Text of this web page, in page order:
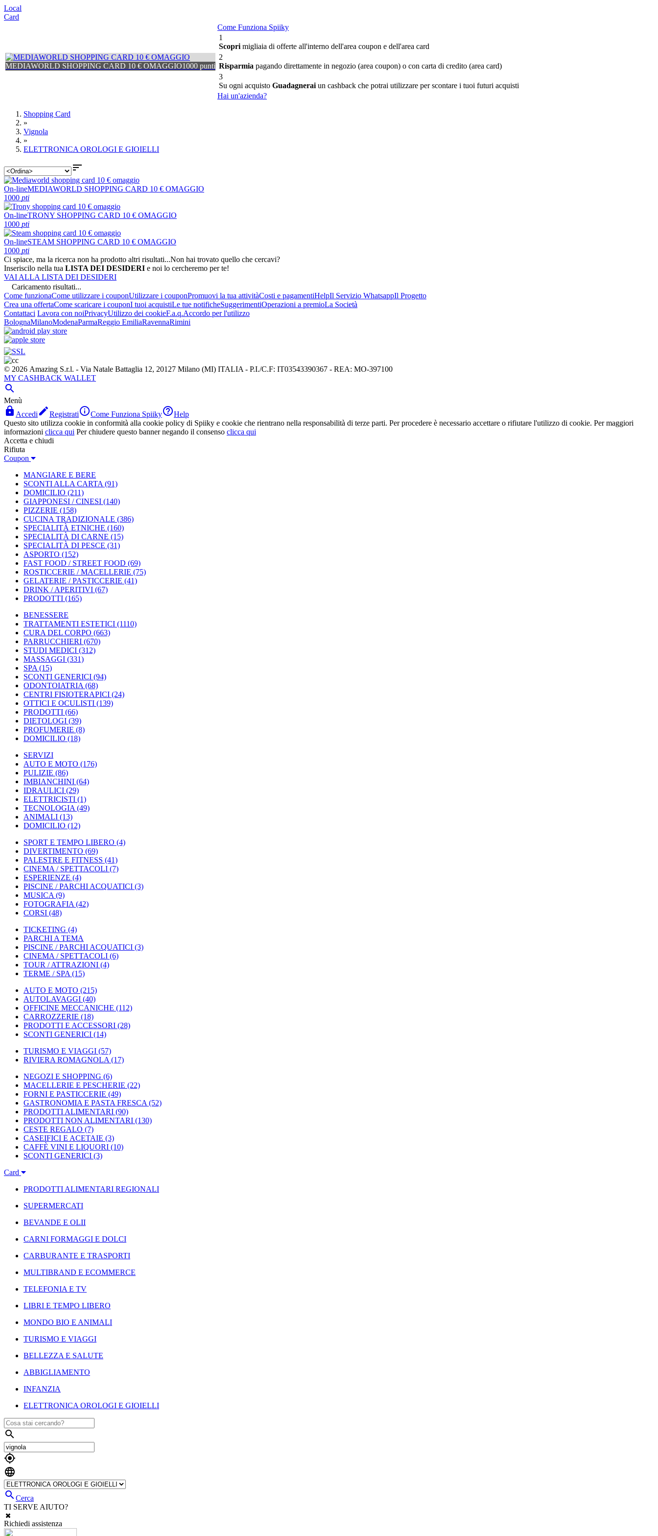
Local
Card
MEDIAWORLD SHOPPING CARD 10 € OMAGGIO1000 punti
Come Funziona Spiiky
1
Scopri migliaia di offerte all'interno dell'area coupon e dell'area card
2
Risparmia pagando direttamente in negozio (area coupon) o con carta di credito (area card)
3
Su ogni acquisto Guadagnerai un cashback che potrai utilizzare per scontare i tuoi futuri acquisti
Hai un'azienda?
Shopping Card
»
Vignola
»
ELETTRONICA OROLOGI E GIOIELLI

On-lineMEDIAWORLD SHOPPING CARD 10 € OMAGGIO
1000 pti
On-lineTRONY SHOPPING CARD 10 € OMAGGIO
1000 pti
On-lineSTEAM SHOPPING CARD 10 € OMAGGIO
1000 pti
Ci spiace, ma la ricerca non ha prodotto altri risultati...Non hai trovato quello che cercavi?
Inseriscilo nella tua LISTA DEI DESIDERI e noi lo cercheremo per te!
VAI ALLA LISTA DEI DESIDERI
Caricamento risultati...
Come funzionaCome utilizzare i couponUtilizzare i couponPromuovi la tua attivitàCosti e pagamentiHelpIl Servizio WhatsappIl Progetto
Crea una offertaCome scaricare i couponI tuoi acquistiLe tue notificheSuggerimentiOperazioni a premioLa Società
Contattaci Lavora con noiPrivacyUtilizzo dei cookieF.a.q.Accordo per l'utilizzo
BolognaMilanoModenaParmaReggio EmiliaRavennaRimini
© 2026 Amazing S.r.l. - Via Natale Battaglia 12, 20127 Milano (MI) ITALIA - P.I./C.F: IT03543390367 - REA: MO-397100
MY CASHBACK WALLET

Menù
 Accedi RegistratiCome Funziona SpiikyHelp
Questo sito utilizza cookie in conformità alla cookie policy di Spiiky e cookie che rientrano nella responsabilità di terze parti. Per procedere è necessario accettare o rifiutare l'utilizzo di cookie. Per maggiori
informazioni clicca qui Per chiudere questo banner negando il consenso clicca qui
Accetta e chiudi
Rifiuta
Coupon
MANGIARE E BERE
SCONTI ALLA CARTA (91)
DOMICILIO (211)
GIAPPONESI / CINESI (140)
PIZZERIE (158)
CUCINA TRADIZIONALE (386)
SPECIALITÀ ETNICHE (160)
SPECIALITÀ DI CARNE (15)
SPECIALITÀ DI PESCE (31)
ASPORTO (152)
FAST FOOD / STREET FOOD (69)
ROSTICCERIE / MACELLERIE (75)
GELATERIE / PASTICCERIE (41)
DRINK / APERITIVI (67)
PRODOTTI (165)
BENESSERE
TRATTAMENTI ESTETICI (1110)
CURA DEL CORPO (663)
PARRUCCHIERI (670)
STUDI MEDICI (312)
MASSAGGI (331)
SPA (15)
SCONTI GENERICI (94)
ODONTOIATRIA (68)
CENTRI FISIOTERAPICI (24)
OTTICI E OCULISTI (139)
PRODOTTI (66)
DIETOLOGI (39)
PROFUMERIE (8)
DOMICILIO (18)
SERVIZI
AUTO E MOTO (176)
PULIZIE (86)
IMBIANCHINI (64)
IDRAULICI (29)
ELETTRICISTI (1)
TECNOLOGIA (49)
ANIMALI (13)
DOMICILIO (12)
SPORT E TEMPO LIBERO (4)
DIVERTIMENTO (69)
PALESTRE E FITNESS (41)
CINEMA / SPETTACOLI (7)
ESPERIENZE (4)
PISCINE / PARCHI ACQUATICI (3)
MUSICA (9)
FOTOGRAFIA (42)
CORSI (48)
TICKETING (4)
PARCHI A TEMA
PISCINE / PARCHI ACQUATICI (3)
CINEMA / SPETTACOLI (6)
TOUR / ATTRAZIONI (4)
TERME / SPA (15)
AUTO E MOTO (215)
AUTOLAVAGGI (40)
OFFICINE MECCANICHE (112)
CARROZZERIE (18)
PRODOTTI E ACCESSORI (28)
SCONTI GENERICI (14)
TURISMO E VIAGGI (57)
RIVIERA ROMAGNOLA (17)
NEGOZI E SHOPPING (6)
MACELLERIE E PESCHERIE (22)
FORNI E PASTICCERIE (49)
GASTRONOMIA E PASTA FRESCA (52)
PRODOTTI ALIMENTARI (90)
PRODOTTI NON ALIMENTARI (130)
CESTE REGALO (7)
CASEIFICI E ACETAIE (3)
CAFFÈ VINI E LIQUORI (10)
SCONTI GENERICI (3)
Card
PRODOTTI ALIMENTARI REGIONALI
SUPERMERCATI
BEVANDE E OLII
CARNI FORMAGGI E DOLCI
CARBURANTE E TRASPORTI
MULTIBRAND E ECOMMERCE
TELEFONIA E TV
LIBRI E TEMPO LIBERO
MONDO BIO E ANIMALI
TURISMO E VIAGGI
BELLEZZA E SALUTE
ABBIGLIAMENTO
INFANZIA
ELETTRONICA OROLOGI E GIOIELLI



Cerca
TI SERVE AIUTO?
Richiedi assistenza